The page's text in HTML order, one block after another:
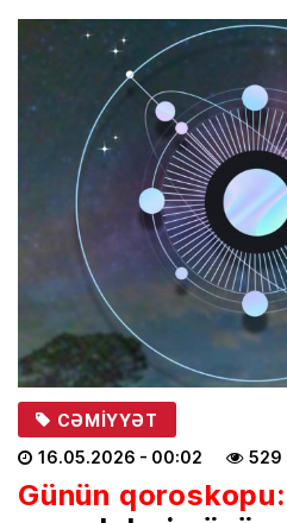
CƏMIYYƏT
16.05.2026 - 00:02 529
Günün qoroskopu: